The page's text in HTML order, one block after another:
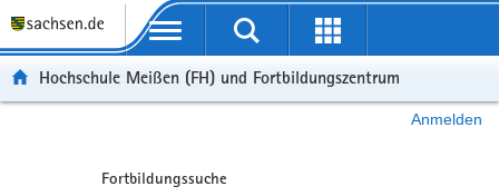
Portalübergreifende Navigation
Hochschule Meißen (FH) und Fortbildungszentrum
Anmelden
Fortbildungssuche